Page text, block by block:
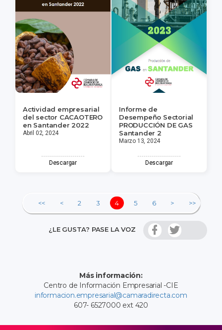
Actividad empresarial
del sector CACAOTERO
en Santander 2022
Abril 02, 2024
Descargar
Informe de
Desempeño Sectorial
PRODUCCIÓN DE GAS
Santander 2
Marzo 13, 2024
Descargar
<< < 2 3 4 5 6 > >>
¿LE GUSTA? PASE LA VOZ
Más información:
Centro de Información Empresarial -CIE
informacion.empresarial@camaradirecta.com
607- 6527000 ext 420